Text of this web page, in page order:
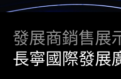
發展商銷售展
長寧國際發展